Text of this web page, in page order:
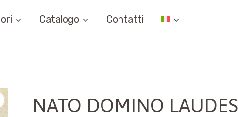
Catalogo Contatti
NATO DOMINO LAUDES